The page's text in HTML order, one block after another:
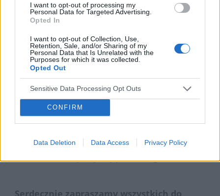
I want to opt-out of processing my
Personal Data for Targeted Advertising.
Opted In
I want to opt-out of Collection, Use,
Retention, Sale, and/or Sharing of my
Personal Data that Is Unrelated with the
Purposes for which it was collected.
Opted Out
Sensitive Data Processing Opt Outs
CONFIRM
Data Deletion Data Access Privacy Policy
finał w galeriach handlowych, który w tym
roku odbędzie się 1.04.2023 r. w aż 12
miastach w Polsce!Studenci farmacji
dzielić się swoją wiedzą w tematyce chorób
płuc, a także przeprowadzać podstawowe
badania wraz z analizą wyników, m.in. pomiar
ciśnienia tętniczego, pomiar glikemii krwi
oraz analiza składu ciała. Dodatkowo obecni
będą magistrzy farmacji, z którym chętni będą
mogli skonsultować swoje problemy
Serdecznie zapraszamy wszystkich do